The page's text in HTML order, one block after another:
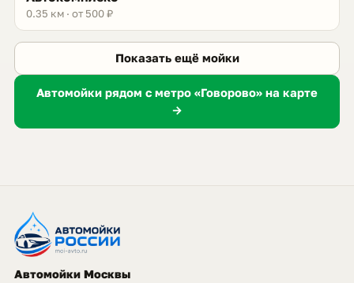
0.35 км · от 500 ₽
Показать ещё мойки
Автомойки рядом с метро «Говорово» на карте
→
Автомойки Москвы